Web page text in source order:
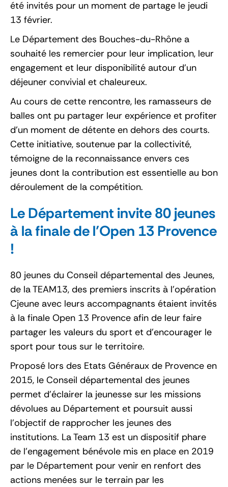
été invités pour un moment de partage le jeudi
13 février.
Le Département des Bouches-du-Rhône a
souhaité les remercier pour leur implication, leur
engagement et leur disponibilité autour d’un
déjeuner convivial et chaleureux.
Au cours de cette rencontre, les ramasseurs de
balles ont pu partager leur expérience et profiter
d’un moment de détente en dehors des courts.
Cette initiative, soutenue par la collectivité,
témoigne de la reconnaissance envers ces
jeunes dont la contribution est essentielle au bon
déroulement de la compétition.
Le Département invite 80 jeunes
à la finale de l’Open 13 Provence
!
80 jeunes du Conseil départemental des Jeunes,
de la TEAM13, des premiers inscrits à l’opération
Cjeune avec leurs accompagnants étaient invités
à la finale Open 13 Provence afin de leur faire
partager les valeurs du sport et d’encourager le
sport pour tous sur le territoire.
Proposé lors des Etats Généraux de Provence en
2015, le Conseil départemental des jeunes
permet d’éclairer la jeunesse sur les missions
dévolues au Département et poursuit aussi
l’objectif de rapprocher les jeunes des
institutions. La Team 13 est un dispositif phare
de l’engagement bénévole mis en place en 2019
par le Département pour venir en renfort des
actions menées sur le terrain par les